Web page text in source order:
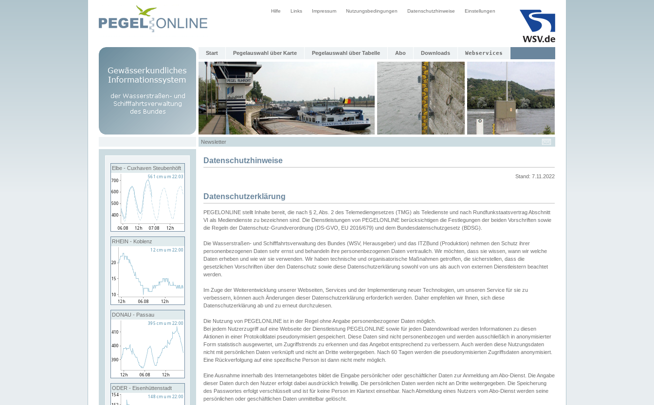
Hilfe Links Impressum Nutzungsbedingungen Datenschutzhinweise Einstellungen
Start Pegelauswahl über Karte Pegelauswahl über Tabelle Abo Downloads Webservices
Newsletter
Elbe - Cuxhaven Steubenhöft
RHEIN - Koblenz
DONAU - Passau
ODER - Eisenhüttenstadt
Datenschutzhinweise
Stand: 7.11.2022
Datenschutzerklärung
PEGELONLINE stellt Inhalte bereit, die nach § 2, Abs. 2 des Telemediengesetzes (TMG) als Teledienste und nach Rundfunkstaatsvertrag Abschnitt
VI als Mediendienste zu bezeichnen sind. Die Dienstleistungen von PEGELONLINE berücksichtigen die Festlegungen der beiden Vorschriften sowie
die Regeln der Datenschutz-Grundverordnung (DS-GVO, EU 2016/679) und dem Bundesdatenschutzgesetz (BDSG).
Die Wasserstraßen- und Schifffahrtsverwaltung des Bundes (WSV, Herausgeber) und das ITZBund (Produktion) nehmen den Schutz ihrer
personenbezogenen Daten sehr ernst und behandeln ihre personenbezogenen Daten vertraulich. Wir möchten, dass sie wissen, wann wir welche
Daten erheben und wie wir sie verwenden. Wir haben technische und organisatorische Maßnahmen getroffen, die sicherstellen, dass die
gesetzlichen Vorschriften über den Datenschutz sowie diese Datenschutzerklärung sowohl von uns als auch von externen Dienstleistern beachtet
werden.
Im Zuge der Weiterentwicklung unserer Webseiten, Services und der Implementierung neuer Technologien, um unseren Service für sie zu
verbessern, können auch Änderungen dieser Datenschutzerklärung erforderlich werden. Daher empfehlen wir Ihnen, sich diese
Datenschutzerklärung ab und zu erneut durchzulesen.
Die Nutzung von PEGELONLINE ist in der Regel ohne Angabe personenbezogener Daten möglich.
Bei jedem Nutzerzugriff auf eine Webseite der Dienstleistung PEGELONLINE sowie für jeden Datendownload werden Informationen zu diesen
Aktionen in einer Protokolldatei pseudonymisiert gespeichert. Diese Daten sind nicht personenbezogen und werden ausschließlich in anonymisierter
Form statistisch ausgewertet, um Zugriffstrends zu erkennen und das Angebot entsprechend zu verbessern. Auch werden diese Nutzungsdaten
nicht mit persönlichen Daten verknüpft und nicht an Dritte weitergegeben. Nach 60 Tagen werden die pseudonymisierten Zugriffsdaten anonymisiert.
Eine Rückverfolgung auf eine spezifische Person ist dann nicht mehr möglich.
Eine Ausnahme innerhalb des Internetangebotes bildet die Eingabe persönlicher oder geschäftlicher Daten zur Anmeldung am Abo-Dienst. Die Angabe
dieser Daten durch den Nutzer erfolgt dabei ausdrücklich freiwillig. Die persönlichen Daten werden nicht an Dritte weitergegeben. Die Speicherung
des Passwortes erfolgt verschlüsselt und ist für keine Person im Klartext einsehbar. Nach Abmeldung eines Nutzers vom Abo-Dienst werden seine
persönlichen oder geschäftlichen Daten unmittelbar gelöscht.